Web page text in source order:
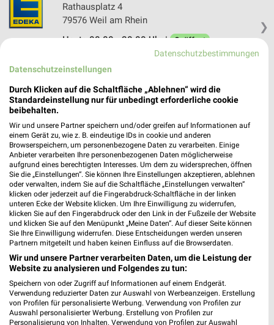
❯
Rathausplatz 4
79576 Weil am Rhein
Heute 08:00 - 20:00 Uhr | Geöffnet
686,03 km • Angebote: 1 Prospekt
nahkauf Lörrach / Stetten
79540 Lörrach / Stetten
Heute 07:00 - 20:00 Uhr | Geöffnet
682,97 km • Angebote: 1 Prospekt
REWE Weil am Rhein
Hauptstr. 335
79576 Weil am Rhein
Heute 08:00 - 22:00 Uhr | Geöffnet
686,14 km • Angebote: 2 Prospekte
REWE Efringen-Kirchen
Hauptstr. 23
Datenschutzbestimmungen
Datenschutzeinstellungen
Durch Klicken auf die Schaltfläche „Ablehnen“ wird die
Standardeinstellung nur für unbedingt erforderliche cookie
beibehalten.
Wir und unsere Partner speichern und/oder greifen auf Informationen auf
einem Gerät zu, wie z. B. eindeutige IDs in cookie und anderen
Browserspeichern, um personenbezogene Daten zu verarbeiten. Einige
Anbieter verarbeiten Ihre personenbezogenen Daten möglicherweise
aufgrund eines berechtigten Interesses. Um dem zu widersprechen, öffnen
Sie die „Einstellungen“. Sie können Ihre Einstellungen akzeptieren, ablehnen
oder verwalten, indem Sie auf die Schaltfläche „Einstellungen verwalten“
klicken oder jederzeit auf die Fingerabdruck-Schaltfläche in der linken
unteren Ecke der Website klicken. Um Ihre Einwilligung zu widerrufen,
klicken Sie auf den Fingerabdruck oder den Link in der Fußzeile der Website
und klicken Sie auf den Menüpunkt „Meine Daten“. Auf dieser Seite können
Sie Ihre Einwilligung widerrufen. Diese Entscheidungen werden unseren
Partnern mitgeteilt und haben keinen Einfluss auf die Browserdaten.
Wir und unsere Partner verarbeiten Daten, um die Leistung der
Website zu analysieren und Folgendes zu tun:
Speichern von oder Zugriff auf Informationen auf einem Endgerät.
Verwendung reduzierter Daten zur Auswahl von Werbeanzeigen. Erstellung
von Profilen für personalisierte Werbung. Verwendung von Profilen zur
Auswahl personalisierter Werbung. Erstellung von Profilen zur
Personalisierung von Inhalten. Verwendung von Profilen zur Auswahl